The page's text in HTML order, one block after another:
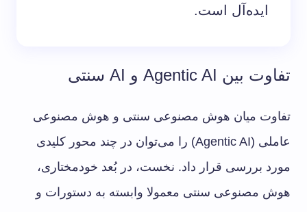
ایده‌آل است.
تفاوت بین Agentic AI و AI سنتی
تفاوت میان هوش مصنوعی سنتی و هوش مصنوعی
عاملی (Agentic AI) را می‌توان در چند محور کلیدی
مورد بررسی قرار داد. نخست، در بُعد خودمختاری،
هوش مصنوعی سنتی معمولا وابسته به دستورات و